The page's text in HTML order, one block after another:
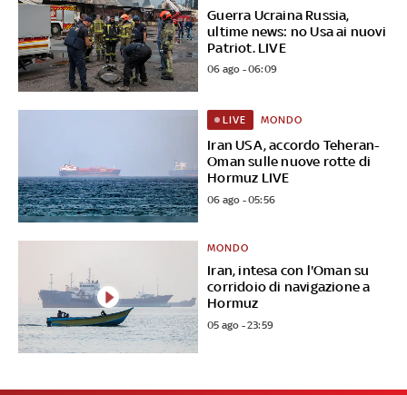
Guerra Ucraina Russia,
ultime news: no Usa ai nuovi
Patriot. LIVE
06 ago - 06:09
Iran USA, accordo Teheran-
Oman sulle nuove rotte di
Hormuz LIVE
LIVE MONDO
06 ago - 05:56
Iran, intesa con l'Oman su
corridoio di navigazione a
Hormuz
MONDO
05 ago - 23:59